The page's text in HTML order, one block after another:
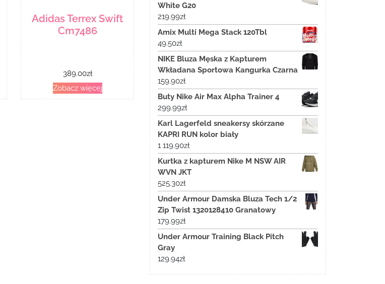
Adidas Terrex Swift
Cm7486
389.00zł
Zobacz więcej
White G20
219.99zł
Amix Multi Mega Stack 120Tbl
49.50zł
NIKE Bluza Męska z Kapturem
Wkładana Sportowa Kangurka Czarna
159.90zł
Buty Nike Air Max Alpha Trainer 4
299.99zł
Karl Lagerfeld sneakersy skórzane
KAPRI RUN kolor biały
1 119.90zł
Kurtka z kapturem Nike M NSW AIR
WVN JKT
525.30zł
Under Armour Damska Bluza Tech 1/2
Zip Twist 1320128410 Granatowy
179.99zł
Under Armour Training Black Pitch
Gray
129.94zł